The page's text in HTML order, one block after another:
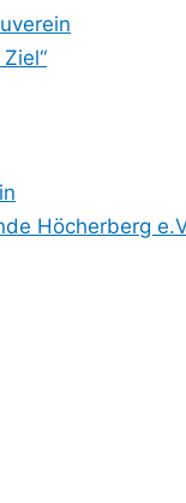
Höcherberg